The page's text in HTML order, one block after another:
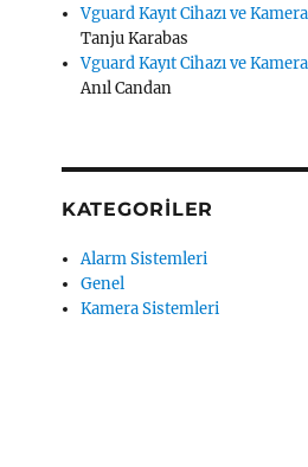
Vguard Kayıt Cihazı ve
Tanju Karabas
Vguard Kayıt Cihazı ve
Anıl Candan
KATEGORILER
Alarm Sistemleri
Genel
Kamera Sistemleri